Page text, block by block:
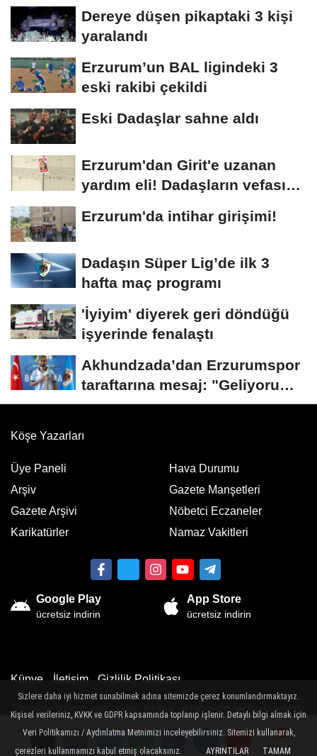
Yorumlar
Yorumlar
Dereye düşen pikaptaki 3 kişi
yaralandı
Erzurum’un BAL ligindeki 3
eski rakibi çekildi
Eski Dadaşlar sahne aldı
Erzurum'dan Girit'e uzanan
yardım eli! Dadaşların vefası
Erzurum'da intihar girişimi!
Dadaşın Süper Lig’de ilk 3
hafta maç programı
'İyiyim' diyerek geri döndüğü
işyerinde fenalaştı
Akhundzada’dan Erzurumspor
taraftarına mesaj: "Geliyorum
Dadaşlar!"...
Köşe Yazarları
Üye Paneli
Arşiv
Gazete Arşivi
Karikatürler
Hava Durumu
Gazete Manşetleri
Nöbetci Eczaneler
Namaz Vakitleri
Google Play
ücretsiz indirin
App Store
ücretsiz indirin
Künye İletişim Gizlilik Politikası
İzinsiz veya kaynak gösterilemeden kullanılamaz.
Sizlere daha iyi hizmet sunabilmek adına sitemizde çerez konumlandırmaktayız.
Kişisel verileriniz, KVKK ve GDPR kapsamında toplanıp işlenir. Detaylı bilgi almak için
Veri Politikamızı / Aydınlatma Metnimizi inceleyebilirsiniz. Sitemizi kullanarak,
çerezleri kullanmamızı kabul etmiş olacaksınız.
AYRINTILAR TAMAM